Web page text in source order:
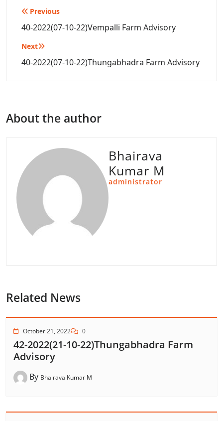
Post
navigation
Previous
40-2022(07-10-22)Vempalli Farm Advisory
Next
40-2022(07-10-22)Thungabhadra Farm Advisory
About the author
Bhairava
Kumar M
administrator
Related News
October 21, 2022 0
42-2022(21-10-22)Thungabhadra Farm
Advisory
By Bhairava Kumar M